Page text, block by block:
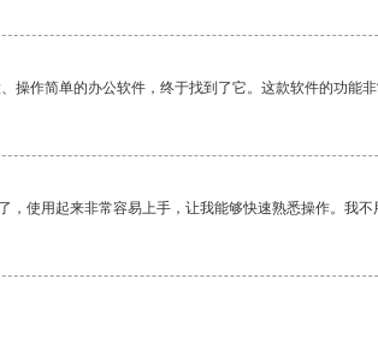
操作简单的办公软件，终于找到了它。这款软件的功能
，使用起来非常容易上手，让我能够快速熟悉操作。我不